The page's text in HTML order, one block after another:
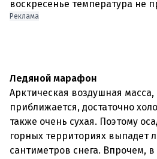
воскресенье температура не
Реклама
Ледяной марафон
Арктическая воздушная масса,
приближается, достаточно
также очень сухая. Поэтому
горных территориях выпадет
сантиметров снега. Впрочем, в